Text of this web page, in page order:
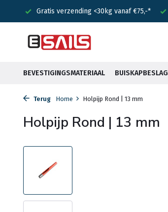
Gratis verzending <30kg vanaf €75,-*
BEVESTIGINGSMATERIAAL BUISKAPBESLAG
Terug Home Holpijp Rond | 13 mm
Holpijp Rond | 13 mm